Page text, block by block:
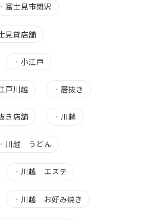
・ 富士見市関沢
見貸店舗
・小江戸
戸川越 ・居抜き
き店舗 ・ 川越
・ 川越 うどん
・ 川越 エステ
・ 川越 お好み焼き